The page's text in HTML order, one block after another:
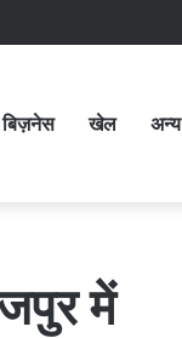
बिज़नेस खेल अन्य
में